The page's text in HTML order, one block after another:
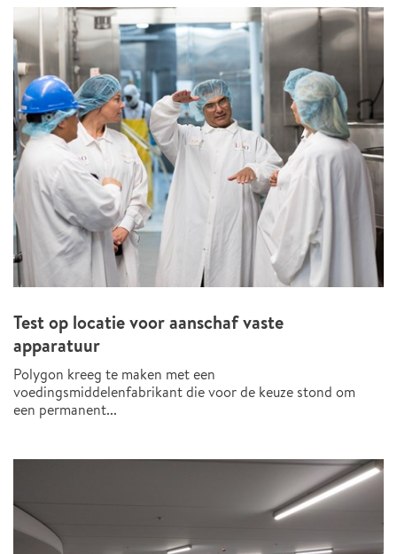
Test op locatie voor aanschaf vaste
apparatuur
Polygon kreeg te maken met een
voedingsmiddelenfabrikant die voor de keuze stond om
een permanent...